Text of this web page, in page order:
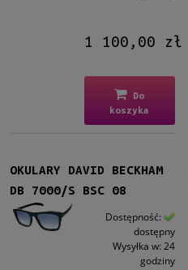
1 100,00 zł
Do
koszyka
OKULARY DAVID BECKHAM
DB 7000/S BSC 08
Dostępność:
dostępny
Wysyłka w: 24
godziny